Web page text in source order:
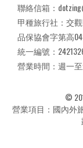
聯絡信箱：
甲種旅行社：交觀
品保協會字第高
統一編號：
營業時間：週一至
©
營業項目：國內外